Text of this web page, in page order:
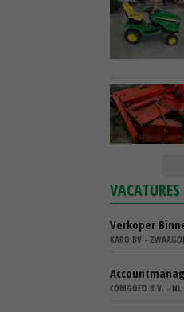
VACATURES
Verkoper
KARO BV -
COMGOED B.V. - NL